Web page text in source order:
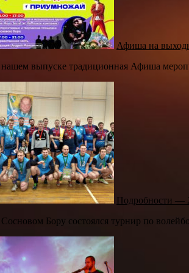
Афиша на
выпуске традиционная Афиша
Подробности —
Бору состоялся турнир по